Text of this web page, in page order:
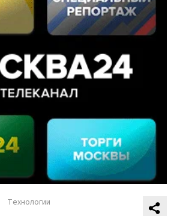
Технологии